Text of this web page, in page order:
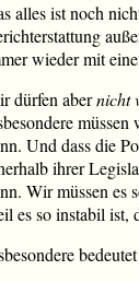
alles ist noch
wieder mit
dürfen abernicht
Und dass die
ihrer
Wir müssen es
es so instabil ist,